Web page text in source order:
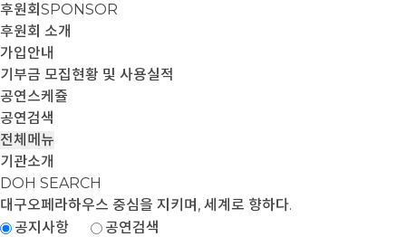
후원회 SPONSOR
후원회 소개
가입안내
기부금 모집현황 및 사용실적
공연스케쥴
공연검색
전체메뉴
기관소개
DOH SEARCH
대구오페라하우스 중심을 지키며, 세계로 향하다.
공지사항
공연검색